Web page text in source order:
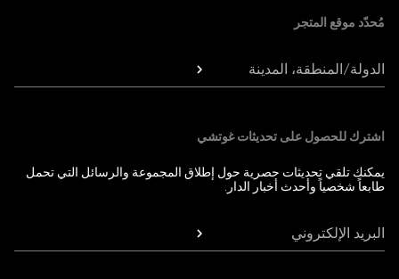
مُحدّد موقع المتجر
الدولة/المنطقة، المدينة
اشترك للحصول على تحديثات غوتشي
يمكنك تلقي تحديثات حصرية حول إطلاق المجموعة والرسائل التي تحمل
طابعاً شخصياً وأحدث أخبار الدار.
البريد الإلكتروني